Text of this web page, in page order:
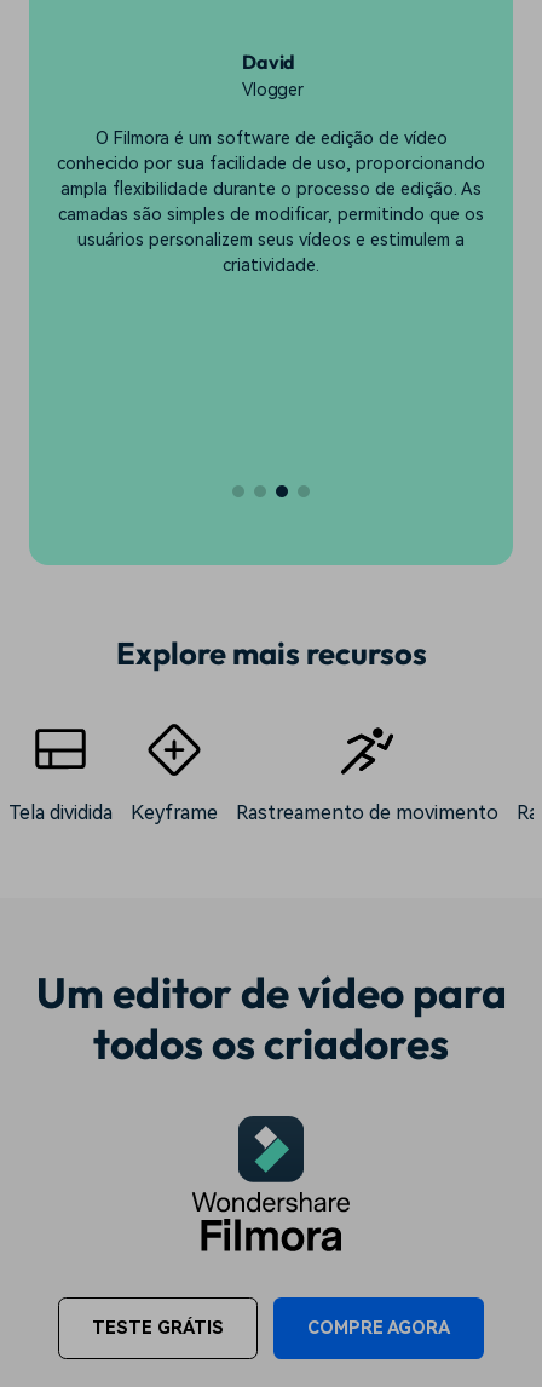
David
Vlogger
O Filmora é um software de edição de vídeo
conhecido por sua facilidade de uso, proporcionando
ampla flexibilidade durante o processo de edição. As
camadas são simples de modificar, permitindo que os
usuários personalizem seus vídeos e estimulem a
criatividade.
Explore mais recursos
Tela dividida Keyframe Rastreamento de movimento
Um editor de vídeo para
todos os criadores
TESTE GRÁTIS COMPRE AGORA